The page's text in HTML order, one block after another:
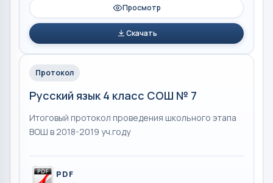
Просмотр
Скачать
Протокол
Русский язык 4 класс СОШ № 7
Итоговый протокол проведения школьного этапа
ВОШ в 2018-2019 уч.году
PDF